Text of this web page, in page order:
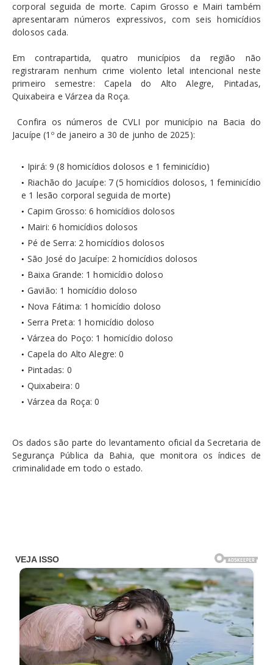
corporal seguida de morte. Capim Grosso e Mairi também
apresentaram números expressivos, com seis homicídios
dolosos cada.
Em contrapartida, quatro municípios da região não
registraram nenhum crime violento letal intencional neste
primeiro semestre: Capela do Alto Alegre, Pintadas,
Quixabeira e Várzea da Roça.
Confira os números de CVLI por município na Bacia do
Jacuípe (1º de janeiro a 30 de junho de 2025):
Ipirá: 9 (8 homicídios dolosos e 1 feminicídio)
Riachão do Jacuípe: 7 (5 homicídios dolosos, 1 feminicídio
e 1 lesão corporal seguida de morte)
Capim Grosso: 6 homicídios dolosos
Mairi: 6 homicídios dolosos
Pé de Serra: 2 homicídios dolosos
São José do Jacuípe: 2 homicídios dolosos
Baixa Grande: 1 homicídio doloso
Gavião: 1 homicídio doloso
Nova Fátima: 1 homicídio doloso
Serra Preta: 1 homicídio doloso
Várzea do Poço: 1 homicídio doloso
Capela do Alto Alegre: 0
Pintadas: 0
Quixabeira: 0
Várzea da Roça: 0
Os dados são parte do levantamento oficial da Secretaria de
Segurança Pública da Bahia, que monitora os índices de
criminalidade em todo o estado.